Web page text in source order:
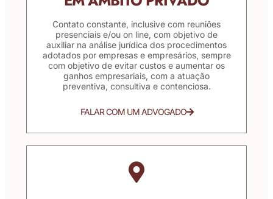
Contato constante, inclusive com reuniões
presenciais e/ou on line, com objetivo de
auxiliar na análise jurídica dos procedimentos
adotados por empresas e empresários, sempre
com objetivo de evitar custos e aumentar os
ganhos empresariais, com a atuação
preventiva, consultiva e contenciosa.
FALAR COM UM ADVOGADO